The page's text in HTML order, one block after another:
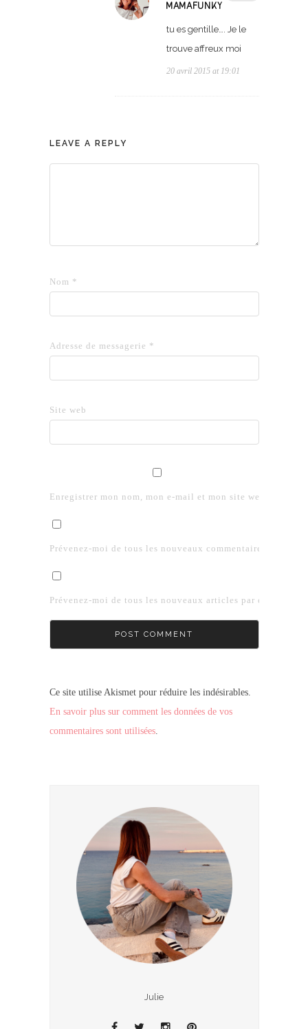
MAMAFUNKY
tu es gentille…. Je le
trouve affreux moi
20 avril 2015 at 19:01
LEAVE A REPLY
Nom *
Adresse de messagerie *
Site web
Enregistrer mon nom, mon e-mail et mon site web dans le
Prévenez-moi de tous les nouveaux commentaires par e-
Prévenez-moi de tous les nouveaux articles par e-mail.
Ce site utilise Akismet pour réduire les indésirables.
En savoir plus sur comment les données de vos
commentaires sont utilisées.
Julie